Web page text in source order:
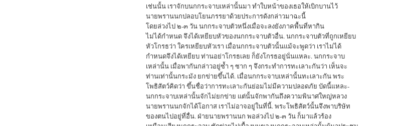
เช่นนั้น เราจักบนกกระจาบเหล่านั้นมา ทำใบหน้าของเธอให้เบิกบานไว้
นายพรานนกปลอบโยนภรรยาด้วยประการดังกล่าวมาฉะนี้
โดยล่วงไป ๒-๓ วัน นกกระจาบตัวหนึ่งเมื่อจะลงยังภาคพื้นที่หากิน
ไม่ได้กำหนด จึงได้เหยียบหัวของนกกระจาบตัวอื่น. นกกระจาบตัวที่ถูกเหยียบ
หัวโกรธว่า ใครเหยียบหัวเรา เมื่อนกกระจาบตัวนั้นแม้จะพูดว่า เราไม่ได้
กำหนดจึงได้เหยียบ ท่านอย่าโกรธเลย ก็ยังโกรธอยู่นั่นแหละ. นกกระจาบ
เหล่านั้น เมื่อพากันกล่าวอยู่ซ้ำ ๆ ซาก ๆ จึงกระทำการทะเลาะกันว่า เห็นจะ
ท่านเท่านั้นกระมัง ยกข่ายขึ้นได้. เมื่อนกกระจาบเหล่านั้นทะเลาะกัน พระ
โพธิสัตว์คิดว่า ขึ้นชื่อว่าการทะเลาะกันย่อมไม่มีความปลอดภัย บัดนี้แหละ-
นกกระจาบเหล่านั้นจักไม่ยกข่าย แต่นั้นจักพากันถึงความพินาศใหญ่หลวง
นายพรานนกจักได้โอกาส เราไม่อาจอยู่ในที่นี้. พระโพธิสัตว์นั้นจึงพาบริษัท
ของตนไปอยู่ที่อื่น. ฝ่ายนายพรานนก พอล่วงไป ๒-๓ วัน ก็มาแล้วร้อง